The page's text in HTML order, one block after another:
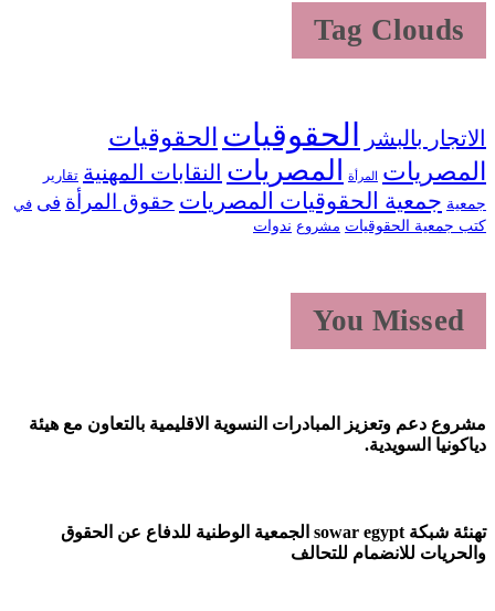
Tag Clouds
بالبشر الحقوقياتالحقوقيات
المرأة المصرياتالنقابات المهنية تقارير
جمعية الحقوقيات المصرياتحقوق المرأة فى في
جمعية الحقوقيات مشروع ندوات
You Missed
دعم وتعزيز المبادرات النسوية الاقليمية بالتعاون مع هيئة
السويدية.
تهنئة شبكة sowar egypt الجمعية الوطنية للدفاع عن الحقوق
للانضمام للتحالف